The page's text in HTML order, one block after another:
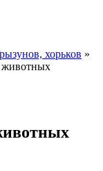
хорьков »
животных